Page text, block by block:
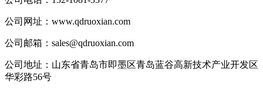
公司网址： www.qdruoxian.com
公司邮箱： sales@qdruoxian.com
公司地址： 山东省青岛市即墨区青岛蓝谷高新技术产业开发区
华彩路56号